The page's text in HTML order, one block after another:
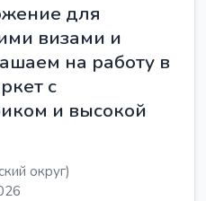
для
визами и
на работу в
с
и высокой
округ)